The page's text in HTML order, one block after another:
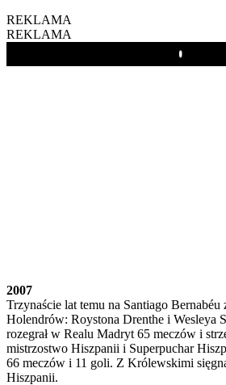
REKLAMA
REKLAMA
Play
2007
Trzynaście lat temu na Santiago
Holendrów: Roystona Drenthe i Wesleya
rozegrał w Realu Madryt 65 meczów i
mistrzostwo Hiszpanii i Superpuchar
66 meczów i 11 goli. Z Królewskimi
Hiszpanii.